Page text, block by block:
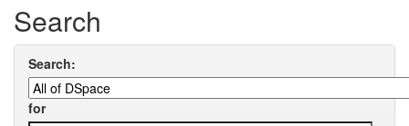
Search
Search:
for